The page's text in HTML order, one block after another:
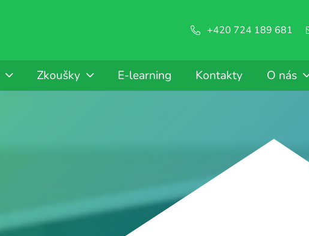
+420 724 189 681
Zkoušky E-learning Kontakty O nás